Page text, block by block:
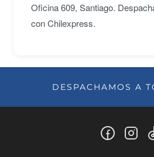
Oficina 609, Santiago.
con Chilexpress.
DESPACHAMOS A